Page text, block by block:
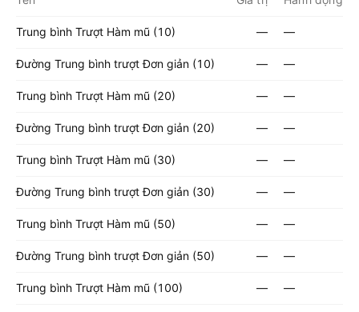
Trung bình Trượt Hàm mũ (10) — —
Đường Trung bình trượt Đơn giản (10) — —
Trung bình Trượt Hàm mũ (20) — —
Đường Trung bình trượt Đơn giản (20) — —
Trung bình Trượt Hàm mũ (30) — —
Đường Trung bình trượt Đơn giản (30) — —
Trung bình Trượt Hàm mũ (50) — —
Đường Trung bình trượt Đơn giản (50) — —
Trung bình Trượt Hàm mũ (100) — —